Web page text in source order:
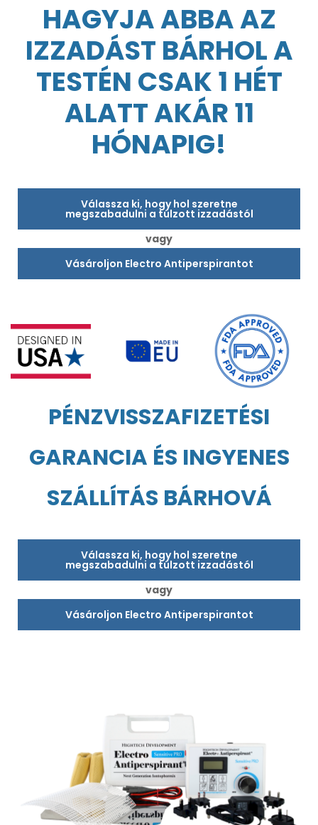
HAGYJA ABBA AZ
IZZADÁST BÁRHOL A
TESTÉN CSAK 1 HÉT
ALATT AKÁR 11
HÓNAPIG!
Válassza ki, hogy hol szeretne
megszabadulni a túlzott izzadástól
vagy
Vásároljon Electro Antiperspirantot
PÉNZVISSZAFIZETÉSI
GARANCIA ÉS INGYENES
SZÁLLÍTÁS BÁRHOVÁ
Válassza ki, hogy hol szeretne
megszabadulni a túlzott izzadástól
vagy
Vásároljon Electro Antiperspirantot